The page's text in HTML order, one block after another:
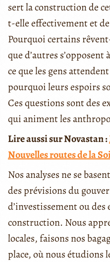
sert la construction de
t-elle effectivement et
Pourquoi certains
que d’autres s’opposent
ce que les gens
pourquoi leurs espoirs
Ces questions sont des
qui animent les
Lire aussi sur Novastan :
Nouvelles routes de la
Nos analyses ne se
des prévisions du
d’investissement ou
construction. Nous
locales, faisons nos
place, où nous étudions